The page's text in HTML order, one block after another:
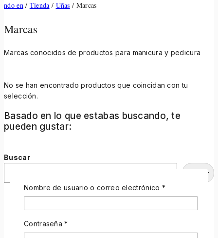
ndo en / Tienda / Uñas / Marcas
Marcas
Marcas conocidos de productos para manicura y pedicura
No se han encontrado productos que coincidan con tu
selección.
Basado en lo que estabas buscando, te
pueden gustar:
Buscar
Buscar
Nombre de usuario o correo electrónico *
Contraseña*